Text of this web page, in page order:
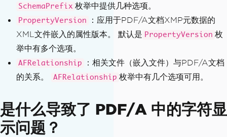
SchemaPrefix 枚举中提供几种选项。
PropertyVersion
：应用于PDF/A文档XMP元数据的
XML文件嵌入的属性版本。 默认是 PropertyVersion 枚
举中有多个选项。
AFRelationship
：相关文件（嵌入文件）与PDF/A文档
的关系。
AFRelationship 枚举中有几个选项可用。
是什么导致了 PDF/A 中的字符显
示问题？